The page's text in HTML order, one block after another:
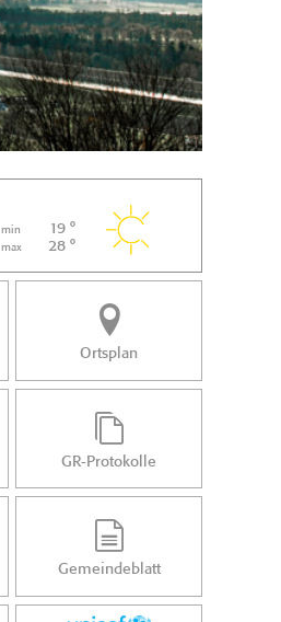
min 19 °
max 28 °
Ortsplan
GR-Protokolle
Gemeindeblatt